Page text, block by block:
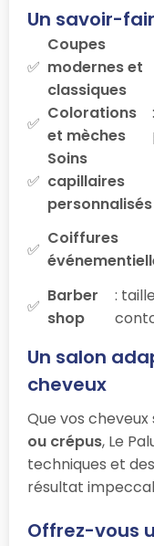
Un savoir-
Coupes
modernes et
classiques
Colorations
et mèches
Soins
capillaires
personnalisés
Coiffures
Barber
shop
:
Un salon
cheveux
Que vos cheveux
ou crépus, Le
techniques et
résultat
Offrez-vous